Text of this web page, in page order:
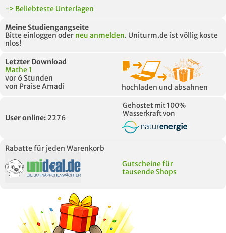
-> Beliebteste Unterlagen
Meine Studiengangseite
Bitte einloggen oder neu anmelden. Uniturm.de ist völlig koste
nlos!
Letzter Download
Mathe 1
vor 6 Stunden
von Praise Amadi
hochladen und absahnen
User online: 2276
Gehostet mit 100%
Wasserkraft von
Rabatte für jeden Warenkorb
Gutscheine für
tausende Shops